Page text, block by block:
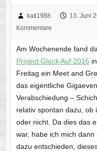
kati1988 13. Juni
Kommentare
Am Wochenende fand
Project Glück Auf 2016
Freitag ein Meet and
das eigentliche
Verabschiedung –
relativ spontan dazu, ob
oder nicht. Da dies das
war, habe ich mich
dazu entschieden,